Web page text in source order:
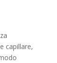
capillare,